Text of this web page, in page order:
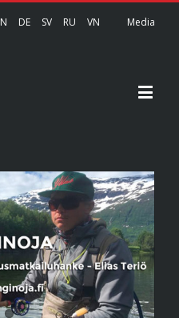
DE SV RU VN Media